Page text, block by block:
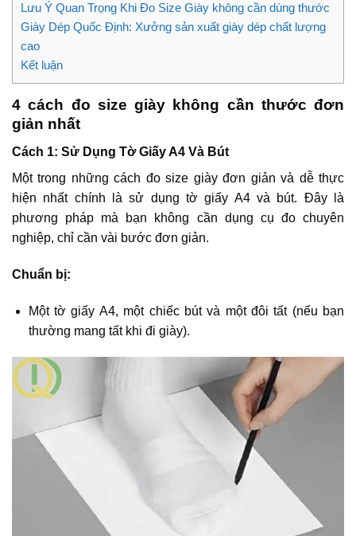
Lưu Ý Quan Trọng Khi Đo Size Giày không cần dùng thước
Giày Dép Quốc Định: Xưởng sản xuất giày dép chất lượng
cao
Kết luận
4 cách đo size giày không cần thước đơn
giản nhất
Cách 1: Sử Dụng Tờ Giấy A4 Và Bút
Một trong những cách đo size giày đơn giản và dễ thực
hiện nhất chính là sử dụng tờ giấy A4 và bút. Đây là
phương pháp mà bạn không cần dụng cụ đo chuyên
nghiệp, chỉ cần vài bước đơn giản.
Chuẩn bị:
Một tờ giấy A4, một chiếc bút và một đôi tất (nếu bạn
thường mang tất khi đi giày).